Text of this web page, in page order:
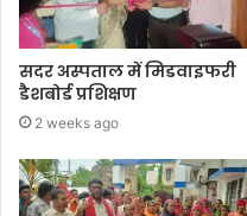
सदर अस्पताल में मिडवाइफरी
डैशबोर्ड प्रशिक्षण
2 weeks ago